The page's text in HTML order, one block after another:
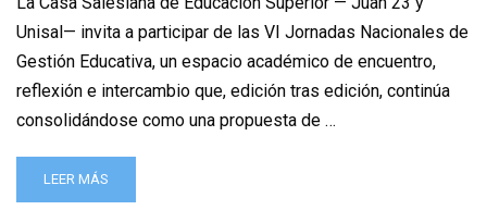
Unisal— invita a participar de las VI Jornadas Nacionales de
Gestión Educativa, un espacio académico de encuentro,
reflexión e intercambio que, edición tras edición, continúa
consolidándose como una propuesta de …
LEER MÁS